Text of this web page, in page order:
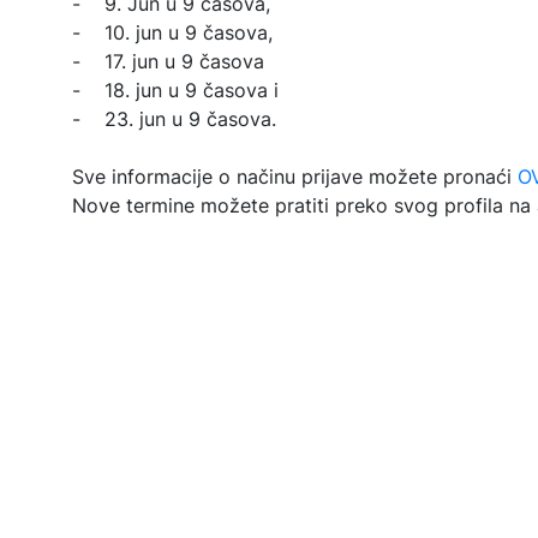
- 10. jun u 9 časova,
- 17. jun u 9 časova
- 18. jun u 9 časova i
- 23. jun u 9 časova.
Sve informacije o načinu prijave možete pronaći
Nove termine možete pratiti preko svog profila na